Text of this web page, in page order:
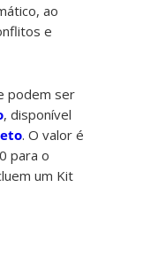
ao
e
podem ser
, disponível
. O valor é
para o
um Kit